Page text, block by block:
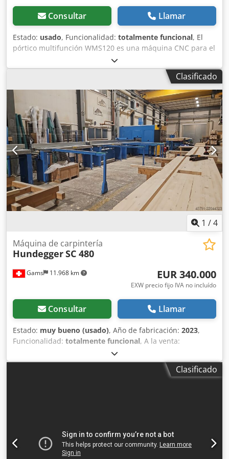
Consultar Llamar
Estado: usado, Funcionalidad: totalmente funcional, El
pórtico multifunción WMS120 es una máquina CNC para el
mecanizado automatizado de elementos de madera
(paredes, techos y cubiertas). Longitud de la máquina (eje
X): aprox. 3.000 mm Ancho de la máquina (eje Y): aprox.
6.200 mm Codpfxsza D Tao Al Serf Altura de la máquina
(eje Z): aprox. 3.000 mm Ancho de elemento procesable:
aprox. 3.400 mm Juego de herramientas para el cambiador
automático WMS compuesto por: - 1x fresa universal de
desbaste - 1x unidad de sierra - Marcador con tecnología
de bolígrafo Unidades de fijación y montaje 2+2
grapadoras Haubold - 2024 PC nuevo con Windows 10
Clasificado
1 /4
Gams 11.968 km
Máquina de carpintería
HundeggerSC 480
EUR 340.000
EXW precio fijo IVA no incluído
Consultar Llamar
Estado: muy bueno (usado), Año de fabricación: 2023,
Funcionalidad: totalmente funcional, A la venta:
Hundegger SC 480 Speed-Cut – Año 2023 Ponemos a la
venta nuestra línea de corte totalmente automática
Hundegger SC 480 Speed-Cut del año 2023. Equipamiento
alimentación y carga de 10,1 m, 7 cadenas (para
longitudes de madera de hasta 13 m) - Mesa elevadora
Clasificado